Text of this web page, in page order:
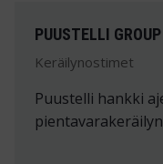
PUUSTELLI GROUP
Keräilynostimet
Puustelli hankki